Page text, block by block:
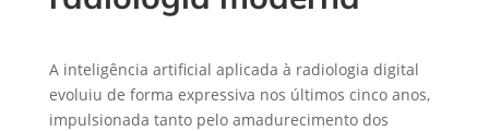
A inteligência artificial aplicada à radiologia digital
evoluiu de forma expressiva nos últimos cinco anos,
impulsionada tanto pelo amadurecimento dos